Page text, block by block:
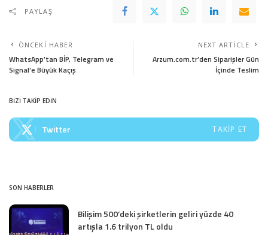
PAYLAŞ
ÖNCEKI HABER
WhatsApp’tan BİP, Telegram ve
Signal’e Büyük Kaçış
NEXT ARTICLE
Arzum.com.tr’den Siparişler Gün
İçinde Teslim
BİZİ TAKİP EDİN
Twitter TAKIP ET
SON HABERLER
Bilişim 500’deki şirketlerin geliri yüzde 40
artışla 1.6 trilyon TL oldu